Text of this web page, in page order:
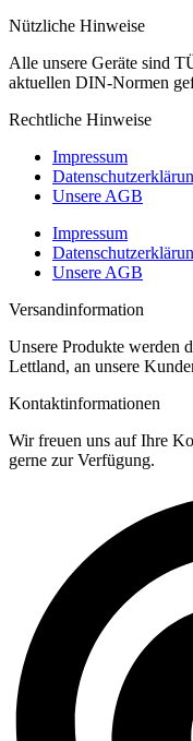
Nützliche Hinweise
Alle unsere Geräte sind
aktuellen DIN-Normen
Rechtliche Hinweise
Impressum
Unsere AGB
Impressum
Unsere AGB
Versandinformation
Unsere Produkte werden
Lettland, an unsere
Kontaktinformationen
Wir freuen uns auf Ihre
gerne zur Verfügung.